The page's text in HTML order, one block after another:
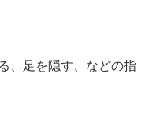
、足を隠す、などの指